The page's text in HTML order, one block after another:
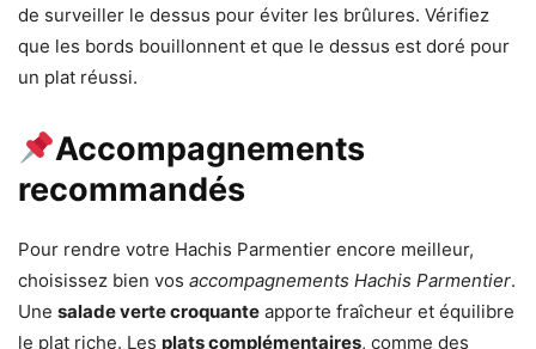
de surveiller le dessus pour éviter les brûlures. Vérifiez
que les bords bouillonnent et que le dessus est doré pour
un plat réussi.
Accompagnements
recommandés
Pour rendre votre Hachis Parmentier encore meilleur,
choisissez bien vos accompagnements Hachis Parmentier.
Une salade verte croquante apporte fraîcheur et équilibre
le plat riche. Les plats complémentaires, comme des